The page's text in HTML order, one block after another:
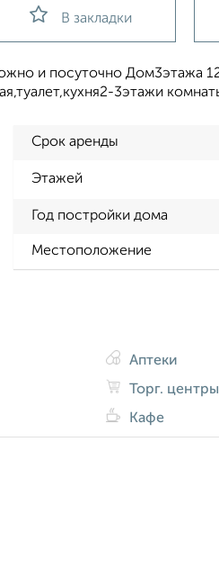
В закладки
и посуточно Дом3этажа
3этажи
Срок аренды
Этажей
Год постройки дома
Местоположение
Аптеки
Торг. центры
Кафе